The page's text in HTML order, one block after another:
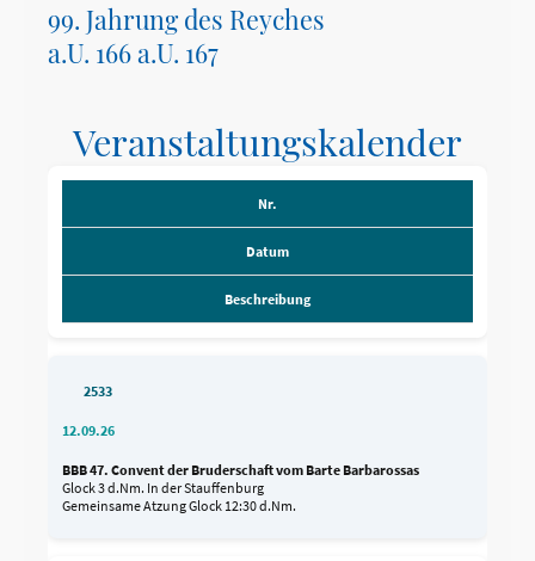
99. Jahrung des Reyches
a.U. 166 a.U. 167
Veranstaltungskalender
Nr.
Datum
Beschreibung
2533
12.09.26
BBB 47. Convent der Bruderschaft vom Barte Barbarossas
Glock 3 d.Nm. In der Stauffenburg
Gemeinsame Atzung Glock 12:30 d.Nm.